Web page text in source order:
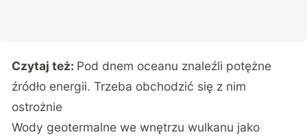
Czytaj też: Pod dnem oceanu znaleźli potężne
źródło energii. Trzeba obchodzić się z nim
ostrożnie
Wody geotermalne we wnętrzu wulkanu jako